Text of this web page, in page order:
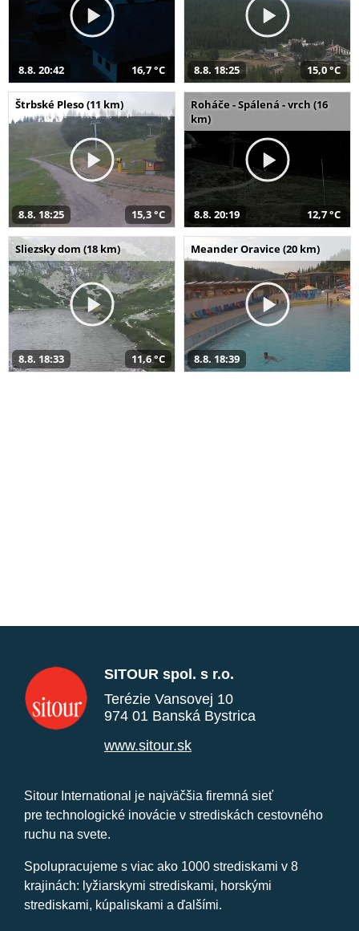
8.8. 20:42 16,7 °C 8.8. 18:25 15,0 °C
Štrbské Pleso (11 km)
8.8. 18:25 15,3 °C
Roháče - Spálená - vrch (16
km)
8.8. 20:19 12,7 °C
Sliezsky dom (18 km)
8.8. 18:33 11,6 °C
Meander Oravice (20 km)
8.8. 18:39
SITOUR spol. s r.o.
Terézie Vansovej 10
974 01 Banská Bystrica
www.sitour.sk
Sitour International je najväčšia firemná sieť
pre technologické inovácie v strediskách cestovného
ruchu na svete.
Spolupracujeme s viac ako 1000 strediskami v 8
krajinách: lyžiarskymi strediskami, horskými
strediskami, kúpaliskami a ďalšími.